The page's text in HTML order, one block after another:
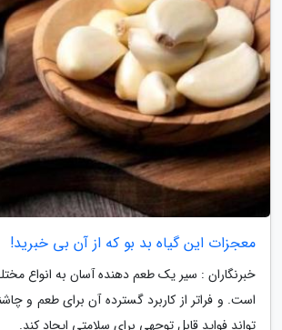
معجزات این گیاه بد بو که از آن بی خبرید!
خبرنگاران : سیر یک طعم دهنده آسان به انواع
است. و فراتر از کاربرد گسترده آن برای طعم و
تواند فواید قابل توجهی برای سلامتی ایجاد کند.